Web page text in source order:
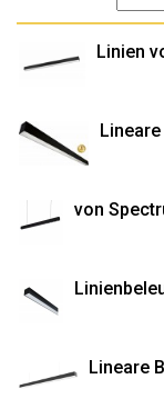
Linien
von
Lineare